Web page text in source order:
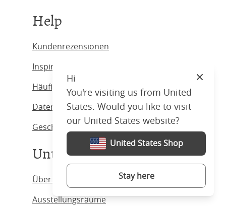
Help
Kundenrezensionen
Inspiration
Häufig gestellte Fragen
Datenschutzbestimmungen
Geschäftsbedingungen.
Unternehmen
Über uns
Ausstellungsräume
Hi
You're visiting us from United
States. Would you like to visit
our United States website?
United States Shop
Stay here
Close